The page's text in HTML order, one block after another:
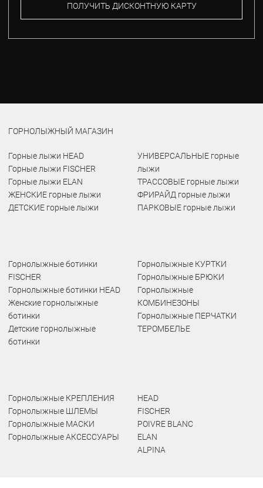
ПОЛУЧИТЬ ДИСКОНТНУЮ КАРТУ
ГОРНОЛЫЖНЫЙ МАГАЗИН
Горные лыжи HEAD
Горные лыжи FISCHER
Горные лыжи ELAN
ЖЕНСКИЕ горные лыжи
ДЕТСКИЕ горные лыжи
УНИВЕРСАЛЬНЫЕ горные
лыжи
ТРАССОВЫЕ горные лыжи
ФРИРАЙД горные лыжи
ПАРКОВЫЕ горные лыжи
Горнолыжные ботинки
FISCHER
Горнолыжные ботинки HEAD
Женские горнолыжные
ботинки
Детские горнолыжные
ботинки
Горнолыжные КУРТКИ
Горнолыжные БРЮКИ
Горнолыжные
КОМБИНЕЗОНЫ
Горнолыжные ПЕРЧАТКИ
ТЕРОМБЕЛЬЕ
Горнолыжные КРЕПЛЕНИЯ
Горнолыжные ШЛЕМЫ
Горнолыжные МАСКИ
Горнолыжные АКСЕССУАРЫ
HEAD
FISCHER
POIVRE BLANC
ELAN
ALPINA